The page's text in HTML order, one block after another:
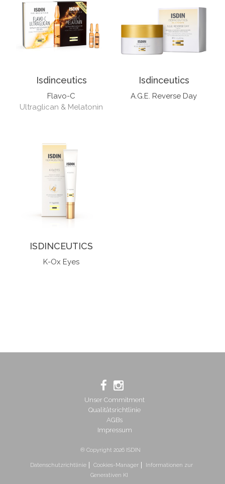
Isdinceutics
Flavo-C
Ultraglican & Melatonin
Isdinceutics
A.G.E. Reverse Day
ISDINCEUTICS
K-Ox Eyes
Unser Commitment
Qualitätsrichtlinie
AGBs
Impressum
® Copyright 2026 ISDIN
Datenschutzrichtlinie Cookies-Manager
Informationen zur
Generativen KI